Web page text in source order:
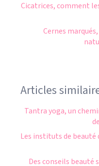
Cicatrices, comment
Cernes
Articles
Tantra yoga, un
Les instituts de
Des conseils beauté